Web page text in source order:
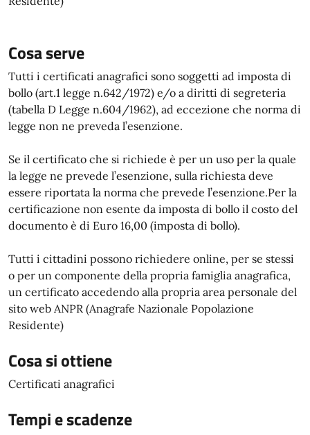
Cosa serve
Tutti i certificati anagrafici sono soggetti ad imposta di
bollo (art.1 legge n.642/1972) e/o a diritti di segreteria
(tabella D Legge n.604/1962), ad eccezione che norma di
legge non ne preveda l’esenzione.
Se il certificato che si richiede è per un uso per la quale
la legge ne prevede l’esenzione, sulla richiesta deve
essere riportata la norma che prevede l’esenzione.Per la
certificazione non esente da imposta di bollo il costo del
documento è di Euro 16,00 (imposta di bollo).
Tutti i cittadini possono richiedere online, per se stessi
o per un componente della propria famiglia anagrafica,
un certificato accedendo alla propria area personale del
sito web ANPR (Anagrafe Nazionale Popolazione
Residente)
Cosa si ottiene
Certificati anagrafici
Tempi e scadenze